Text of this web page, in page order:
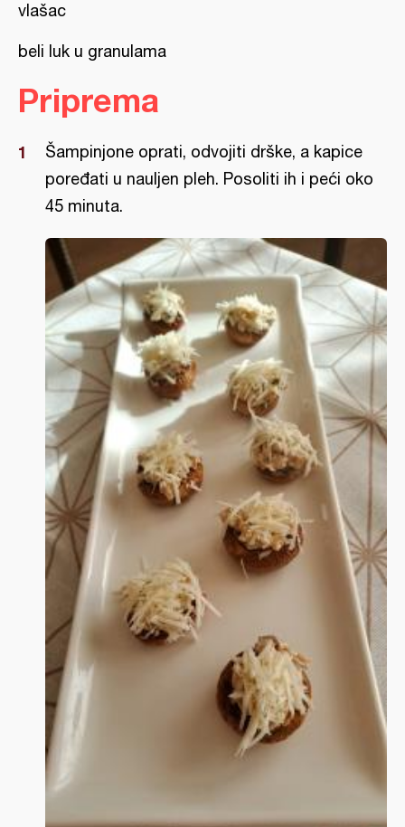
vlašac
beli luk u granulama
Priprema
Šampinjone oprati, odvojiti drške, a kapice
poređati u nauljen pleh. Posoliti ih i peći oko
45 minuta.